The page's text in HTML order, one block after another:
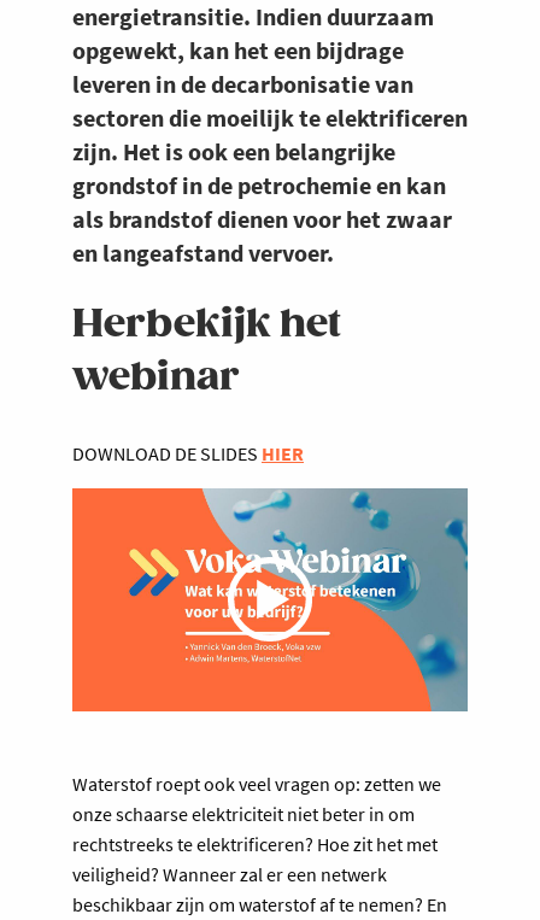
energietransitie. Indien duurzaam
opgewekt, kan het een bijdrage
leveren in de decarbonisatie van
sectoren die moeilijk te elektrificeren
zijn. Het is ook een belangrijke
grondstof in de petrochemie en kan
als brandstof dienen voor het zwaar
en langeafstand vervoer.
Herbekijk het
webinar
DOWNLOAD DE SLIDES HIER
Waterstof roept ook veel vragen op: zetten we
onze schaarse elektriciteit niet beter in om
rechtstreeks te elektrificeren? Hoe zit het met
veiligheid? Wanneer zal er een netwerk
beschikbaar zijn om waterstof af te nemen? En